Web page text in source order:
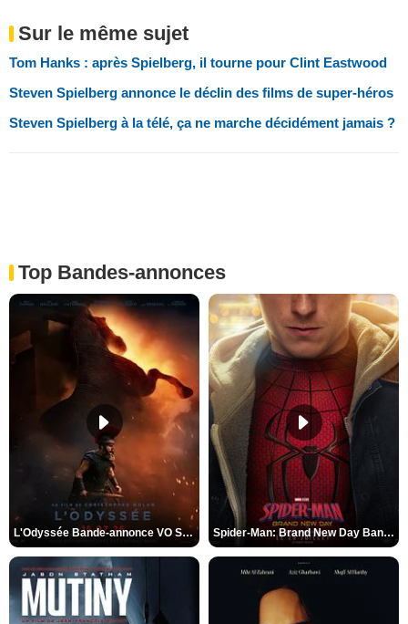
Sur le même sujet
Tom Hanks : après Spielberg, il tourne pour Clint Eastwood
Steven Spielberg annonce le déclin des films de super-héros
Steven Spielberg à la télé, ça ne marche décidément jamais ?
Top Bandes-annonces
L'Odyssée Bande-annonce VO STFR Spider-Man: Brand New Day Bande-annonce VO STFR